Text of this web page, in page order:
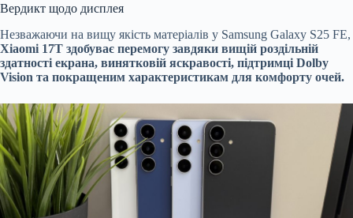
Вердикт щодо дисплея
Незважаючи на вищу якість матеріалів у Samsung Galaxy S25 FE,
Xiaomi 17T здобуває перемогу завдяки вищій роздільній
здатності екрана, винятковій яскравості, підтримці Dolby
Vision та покращеним характеристикам для комфорту очей.